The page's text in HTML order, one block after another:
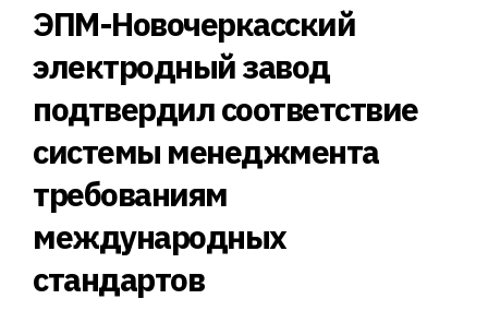
ЭПМ-Новочеркасский
электродный завод
подтвердил соответствие
системы менеджмента
требованиям
международных
стандартов